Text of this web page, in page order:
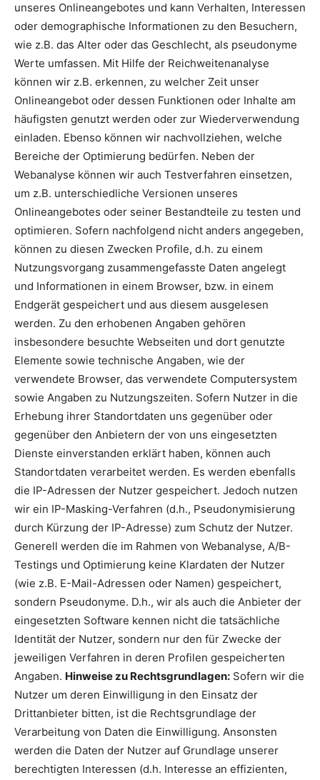
unseres Onlineangebotes und kann Verhalten, Interessen
oder demographische Informationen zu den Besuchern,
wie z.B. das Alter oder das Geschlecht, als pseudonyme
Werte umfassen. Mit Hilfe der Reichweitenanalyse
können wir z.B. erkennen, zu welcher Zeit unser
Onlineangebot oder dessen Funktionen oder Inhalte am
häufigsten genutzt werden oder zur Wiederverwendung
einladen. Ebenso können wir nachvollziehen, welche
Bereiche der Optimierung bedürfen. Neben der
Webanalyse können wir auch Testverfahren einsetzen,
um z.B. unterschiedliche Versionen unseres
Onlineangebotes oder seiner Bestandteile zu testen und
optimieren. Sofern nachfolgend nicht anders angegeben,
können zu diesen Zwecken Profile, d.h. zu einem
Nutzungsvorgang zusammengefasste Daten angelegt
und Informationen in einem Browser, bzw. in einem
Endgerät gespeichert und aus diesem ausgelesen
werden. Zu den erhobenen Angaben gehören
insbesondere besuchte Webseiten und dort genutzte
Elemente sowie technische Angaben, wie der
verwendete Browser, das verwendete Computersystem
sowie Angaben zu Nutzungszeiten. Sofern Nutzer in die
Erhebung ihrer Standortdaten uns gegenüber oder
gegenüber den Anbietern der von uns eingesetzten
Dienste einverstanden erklärt haben, können auch
Standortdaten verarbeitet werden. Es werden ebenfalls
die IP-Adressen der Nutzer gespeichert. Jedoch nutzen
wir ein IP-Masking-Verfahren (d.h., Pseudonymisierung
durch Kürzung der IP-Adresse) zum Schutz der Nutzer.
Generell werden die im Rahmen von Webanalyse, A/B-
Testings und Optimierung keine Klardaten der Nutzer
(wie z.B. E-Mail-Adressen oder Namen) gespeichert,
sondern Pseudonyme. D.h., wir als auch die Anbieter der
eingesetzten Software kennen nicht die tatsächliche
Identität der Nutzer, sondern nur den für Zwecke der
jeweiligen Verfahren in deren Profilen gespeicherten
Angaben. Hinweise zu Rechtsgrundlagen: Sofern wir die
Nutzer um deren Einwilligung in den Einsatz der
Drittanbieter bitten, ist die Rechtsgrundlage der
Verarbeitung von Daten die Einwilligung. Ansonsten
werden die Daten der Nutzer auf Grundlage unserer
berechtigten Interessen (d.h. Interesse an effizienten,